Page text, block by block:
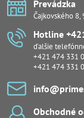
Prevádzka
Čajkovského
Hotline
ďalšie
+421 474 331
+421 474 331
Obchodné